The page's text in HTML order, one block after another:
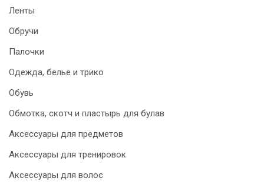
Ленты
Обручи
Палочки
Одежда, белье и трико
Обувь
Обмотка, скотч и пластырь для булав
Аксессуары для предметов
Аксессуары для тренировок
Аксессуары для волос